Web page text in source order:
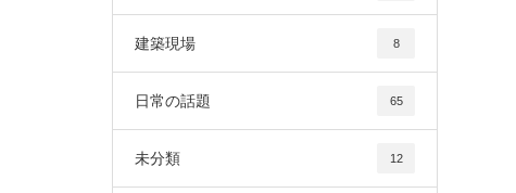
建築現場 8
日常の話題 65
未分類 12